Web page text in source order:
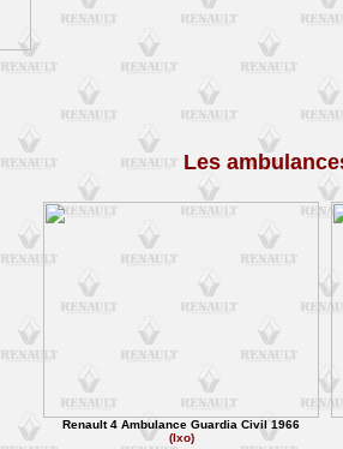
Les
Renault 4 Ambulance Guardia Civil 1966
(Ixo)